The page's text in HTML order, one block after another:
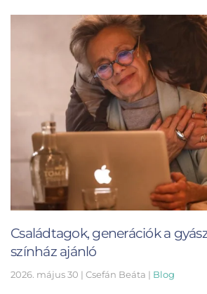
Családtagok, generációk a
színház ajánló
2026. május 30 | Csefán Beáta | Blog